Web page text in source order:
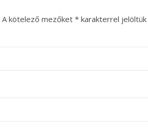
A kötelező mezőket * karakterrel jelöltük